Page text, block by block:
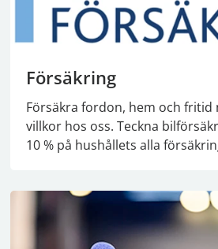
Försäkring
Försäkra fordon, hem och fritid
villkor hos oss. Teckna
10 % på hushållets alla